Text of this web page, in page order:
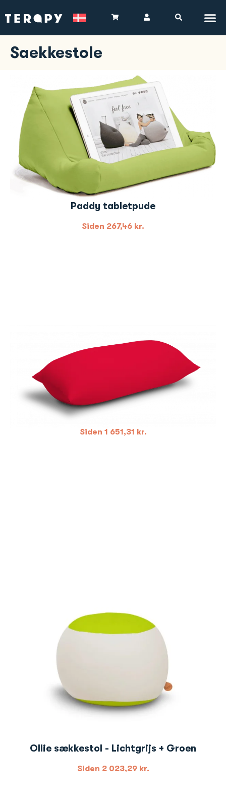
Saekkestole
Paddy tabletpude
Siden 267,46 kr.
Siden 1 651,31 kr.
Ollie sækkestol - Lichtgrijs + Groen
Siden 2 023,29 kr.